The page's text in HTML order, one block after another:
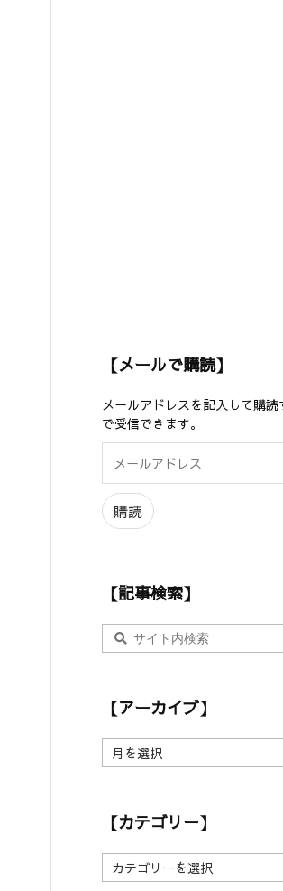
【メールで購読】
メールアドレスを記入して購
で受信できます。
ル
ア
ド
購読
【記事検索】
【アーカイブ】
ア
イ
】
【カテゴリー】
【
カ